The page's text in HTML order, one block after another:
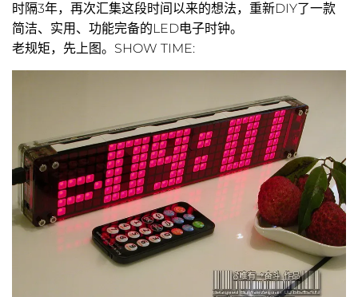
时隔3年，再次汇集这段时间以来的想法，重新DIY了一款
简洁、实用、功能完备的LED电子时钟。
老规矩，先上图。SHOW TIME: